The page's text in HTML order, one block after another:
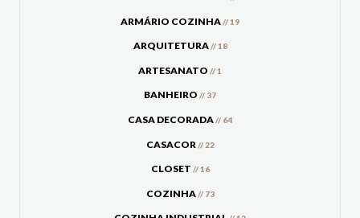
ARMÁRIO COZINHA// 19
ARQUITETURA// 18
ARTESANATO // 1
BANHEIRO // 37
CASA DECORADA// 64
CASACOR // 22
CLOSET // 16
COZINHA// 73